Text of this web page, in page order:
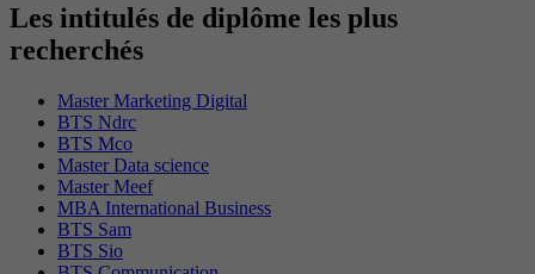
Les intitulés de diplôme les plus
recherchés
Master Marketing Digital
BTS Ndrc
BTS Mco
Master Data science
Master Meef
MBA International Business
BTS Sam
BTS Sio